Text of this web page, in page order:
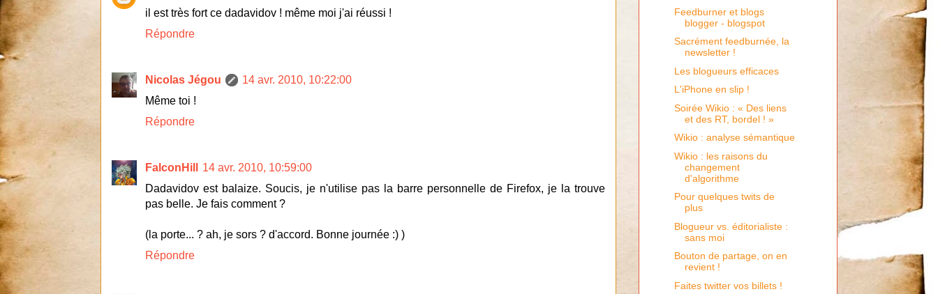
il est très fort ce dadavidov ! même moi j'ai réussi !
Répondre
Nicolas Jégou
14 avr. 2010, 10:22:00
Même toi !
Répondre
FalconHill
14 avr. 2010, 10:59:00
Dadavidov est balaize. Soucis, je n'utilise pas la barre personnelle de Firefox, je la trouve
pas belle. Je fais comment ?
(la porte... ? ah, je sors ? d'accord. Bonne journée :) )
Répondre
Feedburner et blogs
blogger - blogspot
Sacrément feedburnée, la
newsletter !
Les blogueurs efficaces
L'iPhone en slip !
Soirée Wikio : « Des liens
et des RT, bordel ! »
Wikio : analyse sémantique
Wikio : les raisons du
changement
d'algorithme
Pour quelques twits de
plus
Blogueur vs. éditorialiste :
sans moi
Bouton de partage, on en
revient !
Faites twitter vos billets !